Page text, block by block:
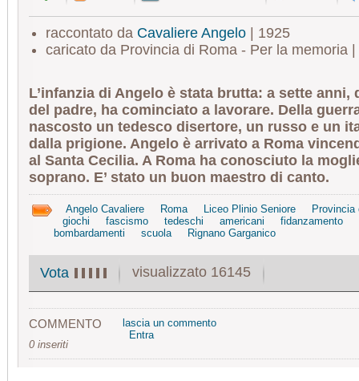
raccontato da Cavaliere Angelo| 1925
caricato da Provincia di Roma - Per la memoria
L’infanzia di Angelo è stata brutta: a sette anni,
del padre, ha cominciato a lavorare. Della
nascosto un tedesco disertore, un russo e un
dalla prigione. Angelo è arrivato a Roma
al Santa Cecilia. A Roma ha conosciuto la
soprano. E’ stato un buon maestro di canto.
Angelo Cavaliere Roma Liceo Plinio Seniore
Provincia
giochi
fascismo tedeschi americani
fidanzamento
bombardamenti
scuola Rignano Garganico
Vota visualizzato 16145
COMMENTO
0 inseriti
lascia un commento
Entra